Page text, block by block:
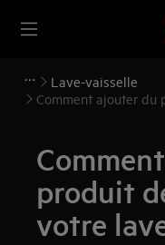
Lave-vaisselle
Comment ajouter du
produit
votre